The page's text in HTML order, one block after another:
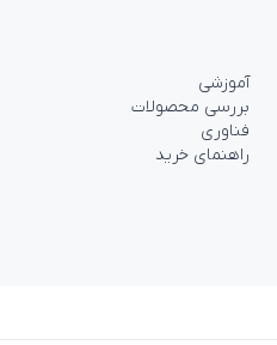
آموزشی
بررسی محصولات
فناوری
راهنمای خرید